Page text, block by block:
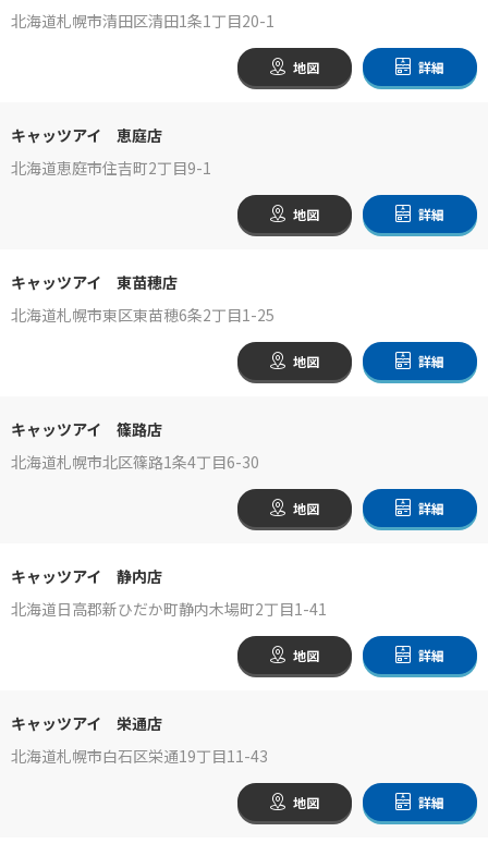
北海道札幌市清田区清田1条1丁目20-1
地図 詳細
キャッツアイ 恵庭店
北海道恵庭市住吉町2丁目9-1
地図 詳細
キャッツアイ 東苗穂店
北海道札幌市東区東苗穂6条2丁目1-25
地図 詳細
キャッツアイ 篠路店
北海道札幌市北区篠路1条4丁目6-30
地図 詳細
キャッツアイ 静内店
北海道日高郡新ひだか町静内木場町2丁目1-41
地図 詳細
キャッツアイ 栄通店
北海道札幌市白石区栄通19丁目11-43
地図 詳細